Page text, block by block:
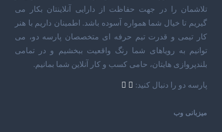
تلاشمان را در جهت حفاظت از دارایی آنلاینتان بکار می
گیریم تا خیال شما همواره آسوده باشد. اطمینان داریم با هنر
کار تیمی و قدرت تیم حرفه ای متخصصان پارسه دو، می
توانیم به رویاهای شما رنگ واقعیت ببخشیم و در تمامی
بلندپروازی هایتان، حامی کسب و کار آنلاین شما بمانیم.
پارسه دو را دنبال کنید:
میزبانی وب